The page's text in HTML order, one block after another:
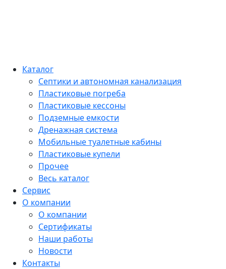
Каталог
Септики и автономная канализация
Пластиковые погреба
Пластиковые кессоны
Подземные емкости
Дренажная система
Мобильные туалетные кабины
Пластиковые купели
Прочее
Весь каталог
Сервис
О компании
О компании
Сертификаты
Наши работы
Новости
Контакты